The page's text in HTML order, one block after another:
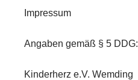
Impressum
Angaben gemäß § 5 DDG:
Kinderherz e.V. Wemding